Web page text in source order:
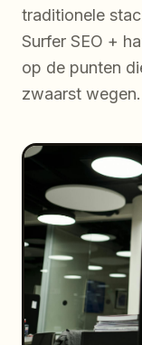
traditionele
Surfer SEO +
op de punten
zwaarst wegen.